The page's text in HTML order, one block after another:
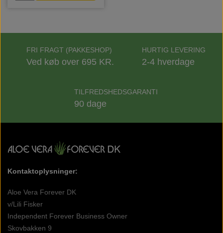
FRI FRAGT (PAKKESHOP)
Ved køb over 695 KR.
HURTIG LEVERING
2-4 hverdage
TILFREDSHEDSGARANTI
90 dage
Kontaktoplysninger:
Aloe Vera Forever DK
v/Lili Fisker
Independent Forever Business Owner
Skovbakken 9